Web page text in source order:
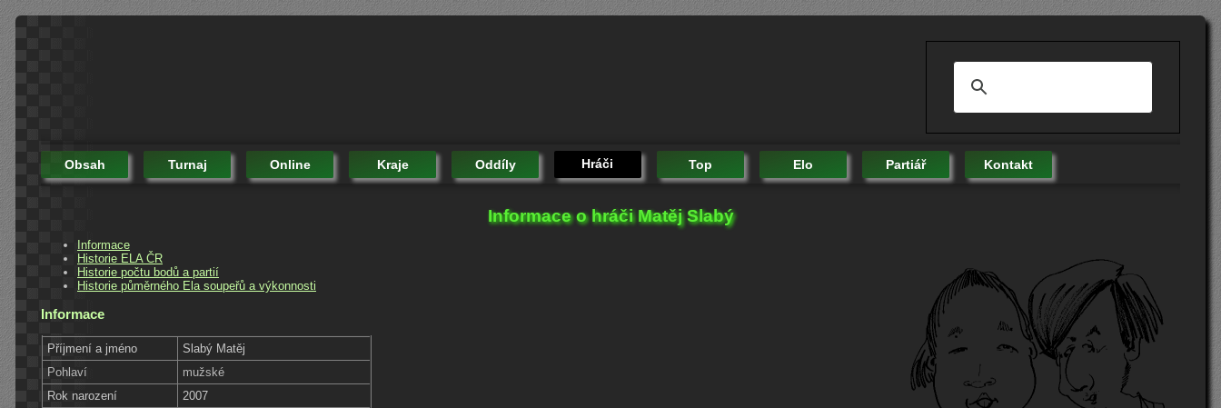
Obsah Turnaj Online Kraje Oddíly Hráči Top Elo Partiář Kontakt
Informace o hráči Matěj Slabý
Informace
Historie ELA ČR
Historie počtu bodů a partií
Historie půměrného Ela soupeřů a výkonnosti
Informace
Příjmení a jméno
Slabý Matěj
Pohlaví
mužské
Rok narození
2007